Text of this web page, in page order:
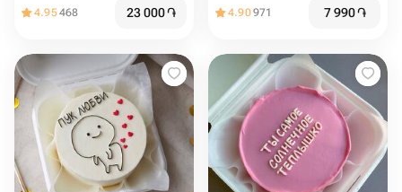
4.95468 23 000֏ 4.90971 7 990֏